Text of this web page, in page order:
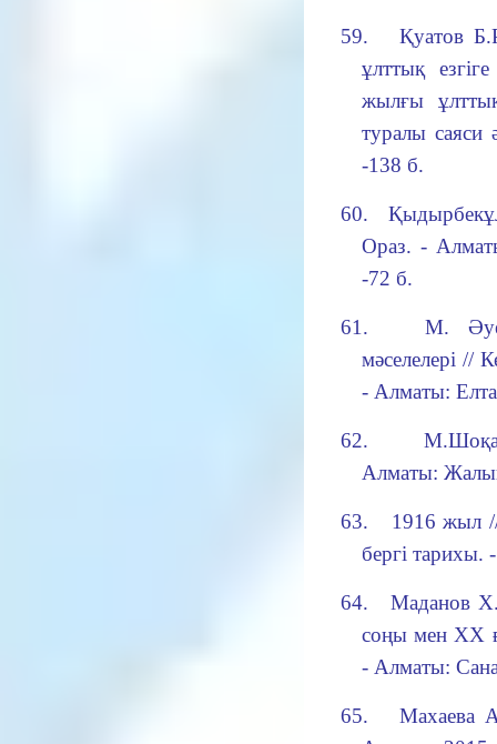
59. Қуатов Б.
ұлттық
жылғы
туралы саяси
-138 б.
60.
Ораз. -
-72 б.
61.
М.
мәселелері//
- Алматы:
62.
Алматы:
63.
1916 жыл
бергі
64.
Маданов
соңы мен ХХ
- Алматы:
65.
Махаева